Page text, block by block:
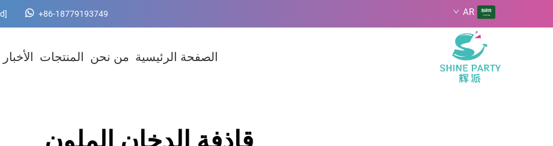
[email protected]
+86-18779193749 AR
الصفحة الرئيسية من نحن المنتجات الأخبار